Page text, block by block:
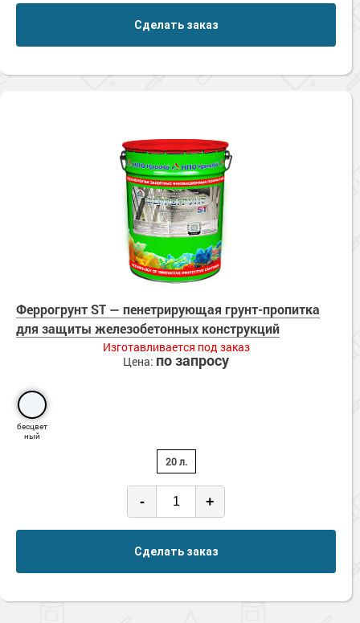
Сделать заказ
Феррогрунт ST — пенетрирующая грунт-пропитка
для защиты железобетонных конструкций
Изготавливается под заказ
Цена: по запросу
бесцвет
ный
20 л.
- +
Сделать заказ